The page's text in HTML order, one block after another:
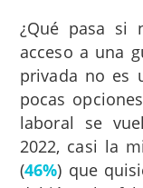
¿Qué pasa si
acceso a una
privada no es
pocas
laboral se
2022, casi la
(46%) que